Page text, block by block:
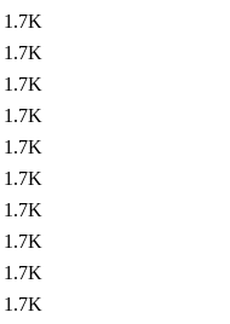
1.7K
1.7K
1.7K
1.7K
1.7K
1.7K
1.7K
1.7K
1.7K
1.7K